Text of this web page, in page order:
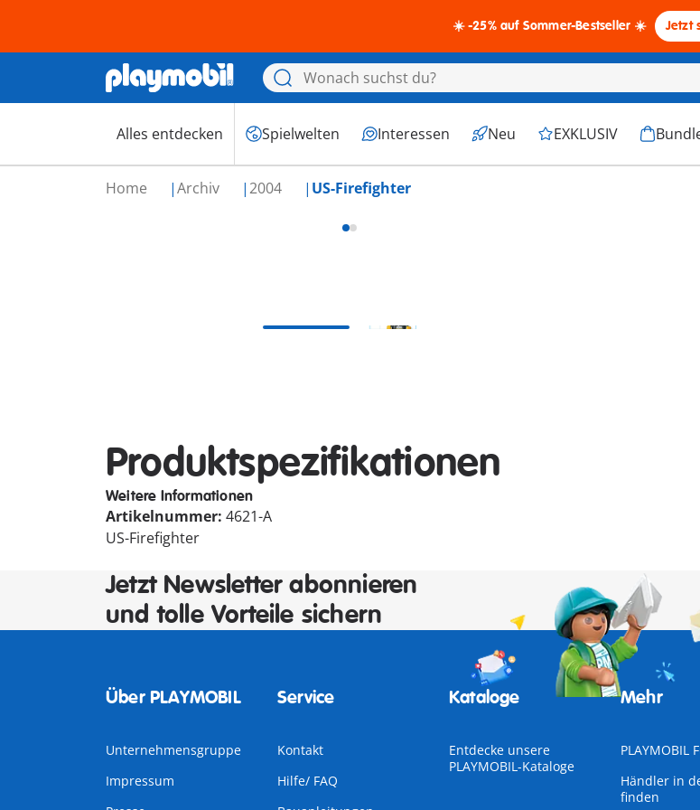
☀️ -25% auf Sommer-Bestseller ☀️ Jetzt
Alles entdecken Spielwelten Interessen Neu EXKLUSIV
Home Archiv 2004 US-Firefighter
Produktspezifikationen
Weitere Informationen
Artikelnummer: 4621-A
US-Firefighter
Jetzt Newsletter abonnieren
und tolle Vorteile sichern
Über PLAYMOBIL
Unternehmensgruppe
Impressum
Service
Kontakt
Hilfe/ FAQ
Kataloge
Entdecke unsere
PLAYMOBIL-Kataloge
Mehr
PLAYMOBIL
Händler in
finden